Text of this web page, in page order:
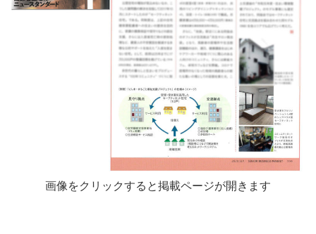
画像をクリックすると掲載ページが開きます